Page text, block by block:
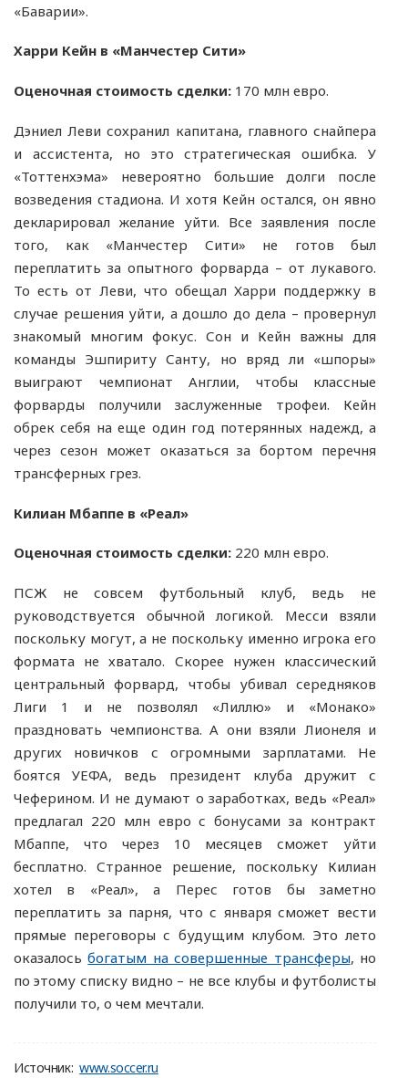
«Баварии».
Харри Кейн в «Манчестер Сити»
Оценочная стоимость сделки: 170 млн евро.
Дэниел Леви сохранил капитана, главного снайпера
и ассистента, но это стратегическая ошибка. У
«Тоттенхэма» невероятно большие долги после
возведения стадиона. И хотя Кейн остался, он явно
декларировал желание уйти. Все заявления после
того, как «Манчестер Сити» не готов был
переплатить за опытного форварда – от лукавого.
То есть от Леви, что обещал Харри поддержку в
случае решения уйти, а дошло до дела – провернул
знакомый многим фокус. Сон и Кейн важны для
команды Эшпириту Санту, но вряд ли «шпоры»
выиграют чемпионат Англии, чтобы классные
форварды получили заслуженные трофеи. Кейн
обрек себя на еще один год потерянных надежд, а
через сезон может оказаться за бортом перечня
трансферных грез.
Килиан Мбаппе в «Реал»
Оценочная стоимость сделки: 220 млн евро.
ПСЖ не совсем футбольный клуб, ведь не
руководствуется обычной логикой. Месси взяли
поскольку могут, а не поскольку именно игрока его
формата не хватало. Скорее нужен классический
центральный форвард, чтобы убивал середняков
Лиги 1 и не позволял «Лиллю» и «Монако»
праздновать чемпионства. А они взяли Лионеля и
других новичков с огромными зарплатами. Не
боятся УЕФА, ведь президент клуба дружит с
Чеферином. И не думают о заработках, ведь «Реал»
предлагал 220 млн евро с бонусами за контракт
Мбаппе, что через 10 месяцев сможет уйти
бесплатно. Странное решение, поскольку Килиан
хотел в «Реал», а Перес готов бы заметно
переплатить за парня, что с января сможет вести
прямые переговоры с будущим клубом. Это лето
оказалосьбогатым на совершенные трансферы, но
по этому списку видно – не все клубы и футболисты
получили то, о чем мечтали.
Источник: www.soccer.ru